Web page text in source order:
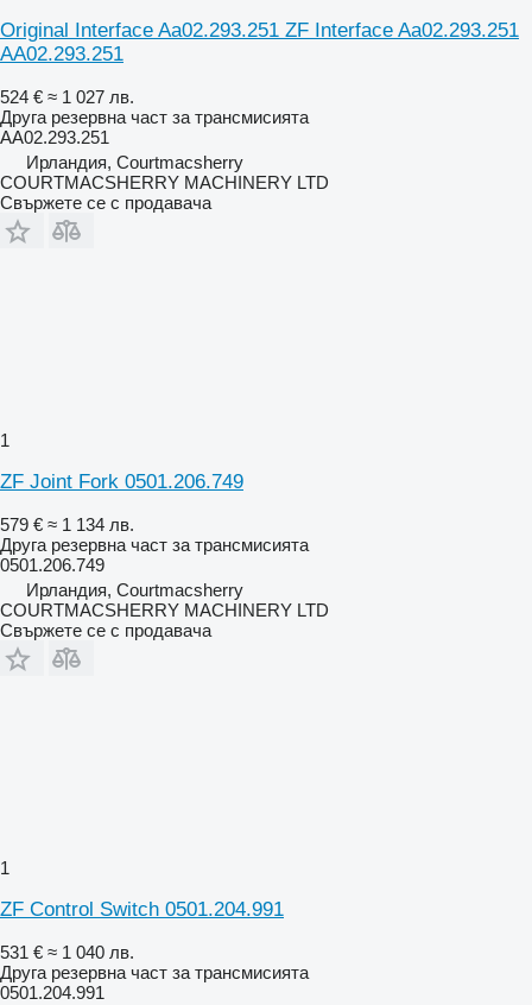
Original Interface Aa02.293.251 ZF Interface Aa02.293.251
AA02.293.251
524 € ≈ 1 027 лв.
Друга резервна част за трансмисията
AA02.293.251
Ирландия, Courtmacsherry
COURTMACSHERRY MACHINERY LTD
Свържете се с продавача
1
ZF Joint Fork 0501.206.749
579 € ≈ 1 134 лв.
Друга резервна част за трансмисията
0501.206.749
Ирландия, Courtmacsherry
COURTMACSHERRY MACHINERY LTD
Свържете се с продавача
1
ZF Control Switch 0501.204.991
531 € ≈ 1 040 лв.
Друга резервна част за трансмисията
0501.204.991